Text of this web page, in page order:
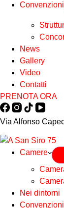
Convenzioni
News
Gallery
Video
Contatti
PRENOTA ORA
Via Alfonso
Camere
Nei dintorni
Convenzioni